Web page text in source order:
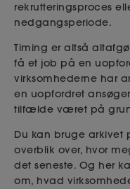
rekrutteringsproces
nedgangsperiode.
Timing er altså
få et job på en
virksomhederne har
en uopfordret
tilfælde været på
Du kan bruge arkivet
overblik over, hvor
det seneste. Og her
om, hvad